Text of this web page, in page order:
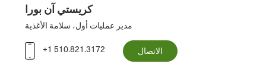
كريستي آن بورا
مدير عمليات أول، سلامة الأغذية
+1 510.821.3172
الاتصال